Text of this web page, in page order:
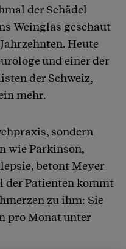
der Schädel
Weinglas geschaut
Heute
und einer der
der Schweiz,
mehr.
sondern
wie Parkinson,
betont Meyer
der Patienten kommt
zu ihm: Sie
pro Monat unter